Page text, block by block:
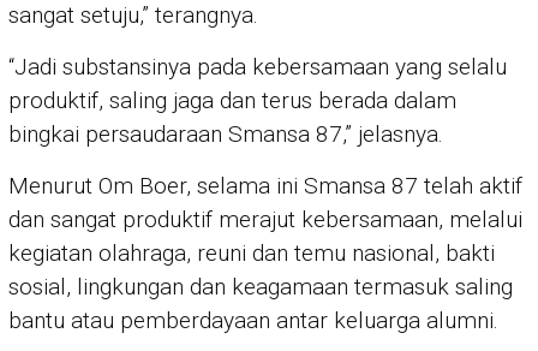
sangat setuju,” terangnya.
“Jadi substansinya pada kebersamaan yang selalu
produktif, saling jaga dan terus berada dalam
bingkai persaudaraan Smansa 87,” jelasnya.
Menurut Om Boer, selama ini Smansa 87 telah aktif
dan sangat produktif merajut kebersamaan, melalui
kegiatan olahraga, reuni dan temu nasional, bakti
sosial, lingkungan dan keagamaan termasuk saling
bantu atau pemberdayaan antar keluarga alumni.